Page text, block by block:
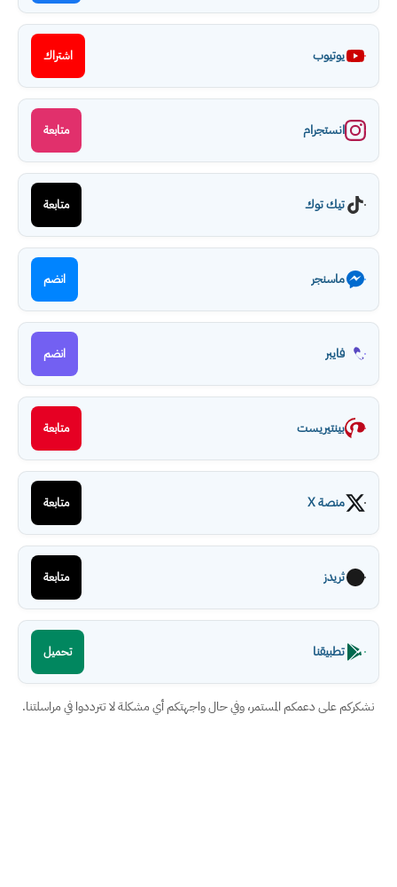
يوتيوب اشتراك
انستجرام متابعة
تيك توك متابعة
ماسنجر انضم
فايبر انضم
بينتيريست متابعة
منصة X متابعة
ثريدز متابعة
تطبيقنا تحميل
نشكركم على دعمكم المستمر، وفي حال واجهتكم أي مشكلة لا تترددوا في مراسلتنا.